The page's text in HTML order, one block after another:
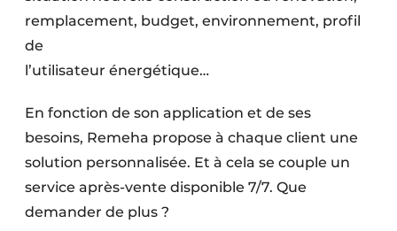
remplacement, budget, environnement, profil
de
l’utilisateur énergétique…
En fonction de son application et de ses
besoins, Remeha propose à chaque client une
solution personnalisée. Et à cela se couple un
service après-vente disponible 7/7. Que
demander de plus ?